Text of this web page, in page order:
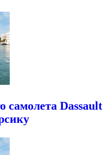
самолета Dassault